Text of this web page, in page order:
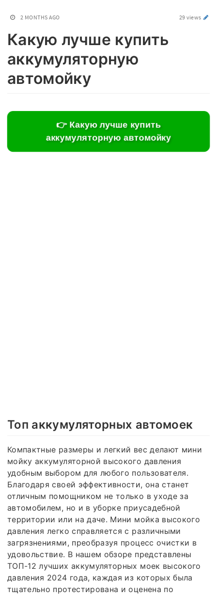
2 MONTHS AGO 29 views
Какую лучше купить
аккумуляторную
автомойку
👉 Какую лучше купить
аккумуляторную автомойку
Топ аккумуляторных автомоек
Компактные размеры и легкий вес делают мини
мойку аккумуляторной высокого давления
удобным выбором для любого пользователя.
Благодаря своей эффективности, она станет
отличным помощником не только в уходе за
автомобилем, но и в уборке приусадебной
территории или на даче. Мини мойка высокого
давления легко справляется с различными
загрязнениями, преобразуя процесс очистки в
удовольствие. В нашем обзоре представлены
ТОП-12 лучших аккумуляторных моек высокого
давления 2024 года, каждая из которых была
тщательно протестирована и оценена по